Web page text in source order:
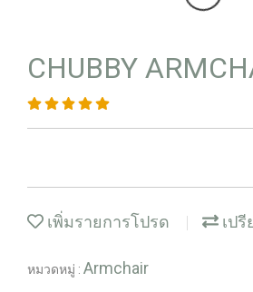
CHUBBY
เพิ่มรายการโปรด เปรี
หมวดหมู่ : Armchair